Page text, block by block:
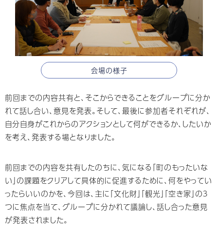
会場の様子
前回までの内容共有と、そこからできることをグループに分か
れて話し合い、意⾒を発表。そして、最後に参加者それぞれが、
⾃分⾃⾝がこれからのアクションとして何ができるか、したいか
を考え、発表する場となりました。
前回までの内容を共有したのちに、気になる「町のもったいな
い」の課題をクリアして具体的に促進するために、何をやってい
ったらいいのかを、今回は、主に「⽂化財」「観光」「空き家」の３
つに焦点を当て、グループに分かれて議論し、話し合った意⾒
が発表されました。